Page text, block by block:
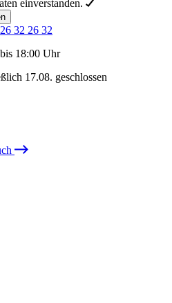
einverstanden.
32 26 32
18:00 Uhr
17.08. geschlossen